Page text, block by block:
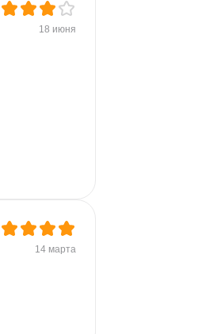
18 июня
14 марта